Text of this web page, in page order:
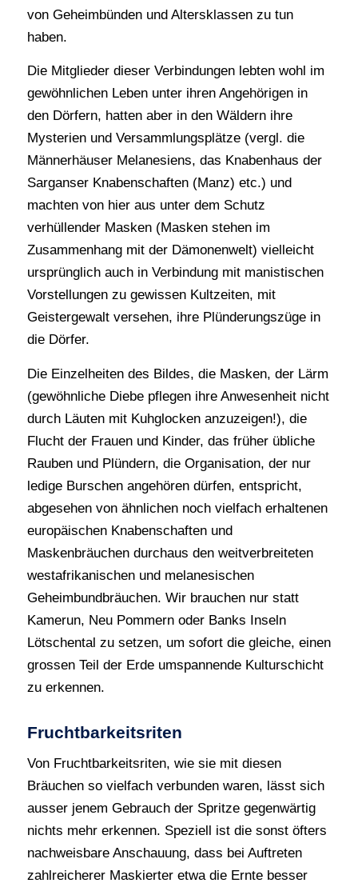
von Geheimbünden und Altersklassen zu tun
haben.
Die Mitglieder dieser Verbindungen lebten wohl im
gewöhnlichen Leben unter ihren Angehörigen in
den Dörfern, hatten aber in den Wäldern ihre
Mysterien und Versammlungsplätze (vergl. die
Männerhäuser Melanesiens, das Knabenhaus der
Sarganser Knabenschaften (Manz) etc.) und
machten von hier aus unter dem Schutz
verhüllender Masken (Masken stehen im
Zusammenhang mit der Dämonenwelt) vielleicht
ursprünglich auch in Verbindung mit manistischen
Vorstellungen zu gewissen Kultzeiten, mit
Geistergewalt versehen, ihre Plünderungszüge in
die Dörfer.
Die Einzelheiten des Bildes, die Masken, der Lärm
(gewöhnliche Diebe pflegen ihre Anwesenheit nicht
durch Läuten mit Kuhglocken anzuzeigen!), die
Flucht der Frauen und Kinder, das früher übliche
Rauben und Plündern, die Organisation, der nur
ledige Burschen angehören dürfen, entspricht,
abgesehen von ähnlichen noch vielfach erhaltenen
europäischen Knabenschaften und
Maskenbräuchen durchaus den weitverbreiteten
westafrikanischen und melanesischen
Geheimbundbräuchen. Wir brauchen nur statt
Kamerun, Neu Pommern oder Banks Inseln
Lötschental zu setzen, um sofort die gleiche, einen
grossen Teil der Erde umspannende Kulturschicht
zu erkennen.
Fruchtbarkeitsriten
Von Fruchtbarkeitsriten, wie sie mit diesen
Bräuchen so vielfach verbunden waren, lässt sich
ausser jenem Gebrauch der Spritze gegenwärtig
nichts mehr erkennen. Speziell ist die sonst öfters
nachweisbare Anschauung, dass bei Auftreten
zahlreicherer Maskierter etwa die Ernte besser